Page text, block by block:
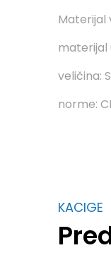
Materijal
materijal
veličina:
norme:
KACIGE